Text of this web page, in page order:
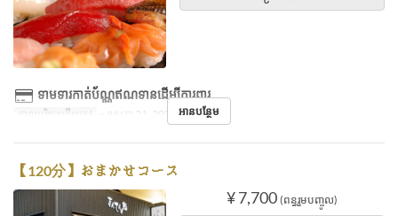
ទាមទារកាត់ប័ណ្ណឥណទានដើម្បីការពារ
កាលបរិច្ឆេទត្រឹមត្រូវ ~ ឧសភា 31, 2023 អានបន្ថែម
【120分】おまかせコース
¥ 7,700 (ពន្ធរួមបញ្ចូល)